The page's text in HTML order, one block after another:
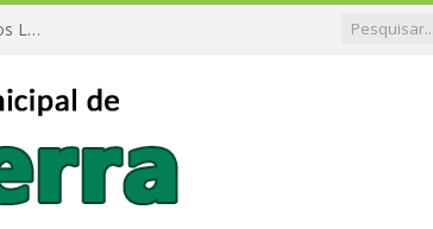
Câmara de Vereadores de Belterra Retorna Com Seus Trabalhos Legislativos